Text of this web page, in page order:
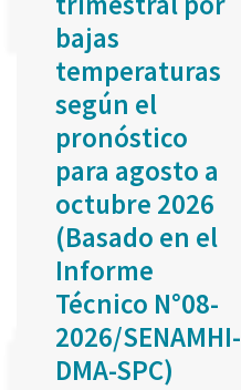
bajas
temperaturas
según el
pronóstico
para agosto a
octubre 2026
(Basado en el
Informe
Técnico N°08-
2026/SENAMHI-
DMA-SPC)